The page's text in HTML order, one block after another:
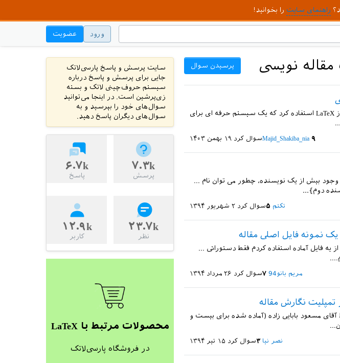
راهنمای سایت را بخوانید!
ورود عضویت
نویسی پرسیدن سوال
برای نوشتن مقالات علمی به زبان انگلیسی، می توان از LaTeX استفاده کرد که یک سیستم حرفه ای برای
سوال کرد ۱۹ بهمن ۱۴۰۳ Majid_Shakiba_nia ۹
بیش از یک نویسنده، چطور می توان نام ...
سوال کرد ۲ شهریور ۱۳۹۴ تکتم ۵
نمونه فایل اصلی مقاله
یه فایل آماده استفاده کردم فقط دستوراتی ...
سوال کرد ۲۶ مرداد ۱۳۹۴ مریم بانو94 ۷
نگارش مقاله
مسعود بابایی زاده (آماده شده برای بیست و
سوال کرد ۱۵ تیر ۱۳۹۴ نصر نیا ۳
سایت پرسش و پاسخ پارسی‌لاتک
جایی برای پرسش و پاسخ درباره
سیستم حروف‌چینی لاتک و بسته
زی‌پرشین است. در اینجا می‌توانید
سوال‌های خود را بپرسید و به
سوال‌های دیگران پاسخ دهید.
۷.۳k
پرسش
۶.۷k
پاسخ
۲۳.۷k
نظر
۱۲.۹k
کاربر
محصولات مرتبط با LaTeX
در فروشگاه پارسی‌لاتک